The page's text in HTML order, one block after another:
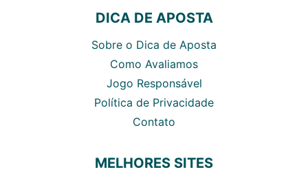
DICA DE APOSTA
Sobre o Dica de Aposta
Como Avaliamos
Jogo Responsável
Política de Privacidade
Contato
MELHORES SITES